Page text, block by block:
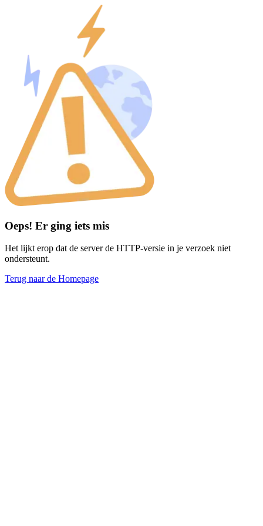
Oeps! Er ging iets mis
Het lijkt erop dat de server de HTTP-versie in je verzoek niet
ondersteunt.
Terug naar de Homepage